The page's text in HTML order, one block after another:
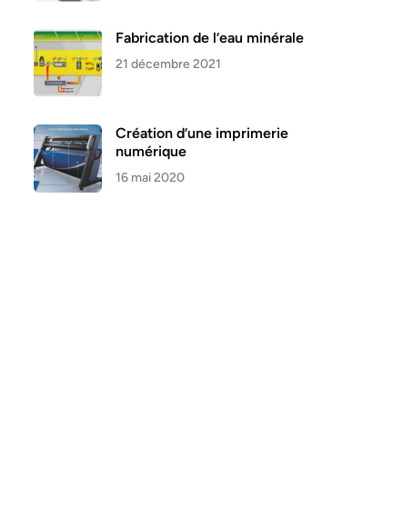
Fabrication de l’eau minérale
21 décembre 2021
Création d’une imprimerie
numérique
16 mai 2020